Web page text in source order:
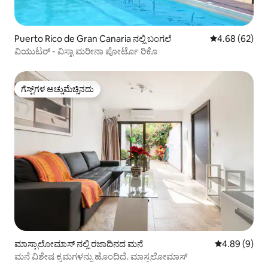
Puerto Rico de Gran Canaria ನಲ್ಲಿ ಬಂಗಲೆ 5 ರಲ್ಲಿ 4.68
4.68 (62)
ವಿಯುಟರ್ - ವಿಸ್ಟಾ ಮರೀನಾ ಪೋರ್ಟೊ ರಿಕೊ
ಗೆಸ್ಟ್‌ಗಳ ಅಚ್ಚುಮೆಚ್ಚಿನದು
ಗೆಸ್ಟ್‌ಗಳ ಅಚ್ಚುಮೆಚ್ಚಿನದು
ಮಾಸ್ಪಾಲೋಮಾಸ್ ನಲ್ಲಿ ರಜಾದಿನದ ಮನೆ 5 ರಲ್ಲಿ 4.89
4.89 (9)
ಮನೆ ವಿಶೇಷ ಕ್ರಮಗಳನ್ನು ಹೊಂದಿದೆ. ಮಾಸ್ಪಲೋಮಾಸ್